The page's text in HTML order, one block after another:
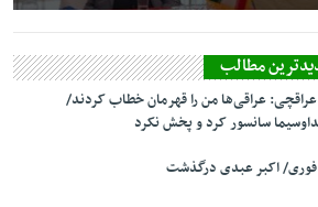
مطالب
عراقچی: عراقی‌ها من را قهرمان خطاب کردند/
سانسور کرد و پخش نکرد
فوری/ اکبر عبدی درگذشت